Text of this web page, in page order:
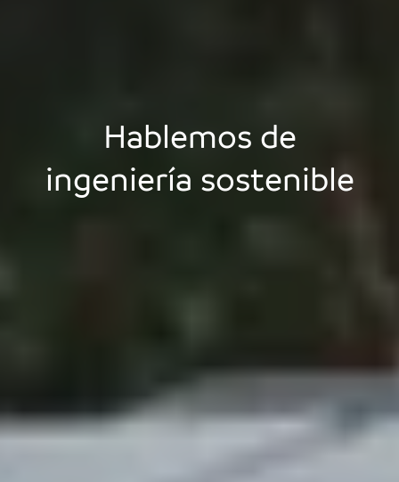
Hablemos de
ingeniería sostenible